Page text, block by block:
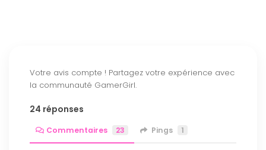
24 réponses
Commentaires 23 Pings 1